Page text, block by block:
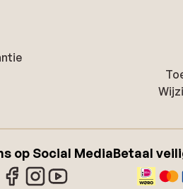
op Social MediaBetaal